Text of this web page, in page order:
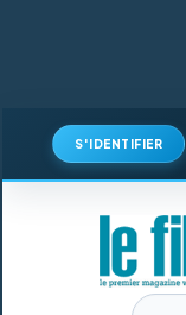
S'IDENTIFIER